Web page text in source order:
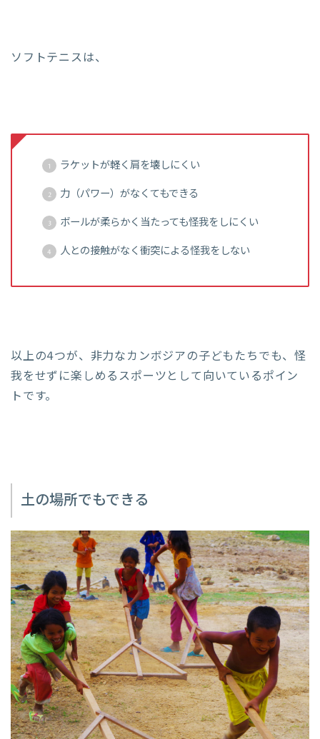
ソフトテニスは、
ラケットが軽く肩を壊しにくい
力（パワー）がなくてもできる
ボールが柔らかく当たっても怪我をしにくい
人との接触がなく衝突による怪我をしない
以上の4つが、非力なカンボジアの子どもたちでも、怪
我をせずに楽しめるスポーツとして向いているポイン
トです。
土の場所でもできる